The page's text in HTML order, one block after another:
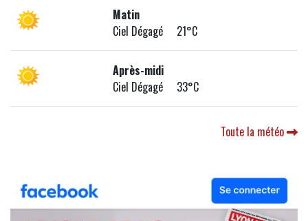
Matin
Ciel Dégagé 21°C
Après-midi
Ciel Dégagé 33°C
Toute la météo